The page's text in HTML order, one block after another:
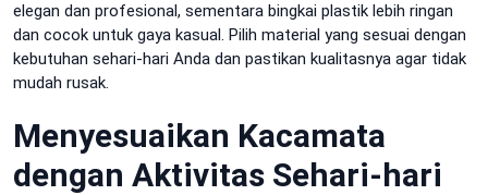
elegan dan profesional, sementara bingkai plastik lebih ringan
dan cocok untuk gaya kasual. Pilih material yang sesuai dengan
kebutuhan sehari-hari Anda dan pastikan kualitasnya agar tidak
mudah rusak.
Menyesuaikan Kacamata
dengan Aktivitas Sehari-hari